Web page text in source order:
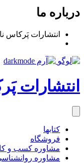
درباره ما
انتشارات پَرکاس
انتشارات
کتاب‎ها
فروشگاه
مشاوره کسب و
مشاوره روان‎شناسی